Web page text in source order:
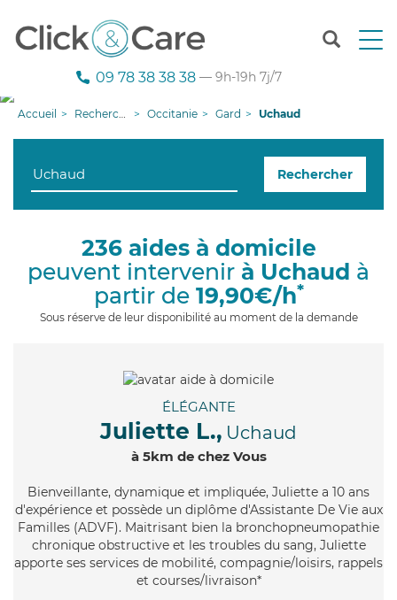
T
n
g
09 78 38 38 38 — 9h-19h 7j/7
Accueil Recherche aide à domicile Occitanie Gard Uchaud
Rechercher
236 aides à domicile
peuvent intervenir à Uchaud à
partir de 19,90€/h*
Sous réserve de leur disponibilité au moment de la demande
ÉLÉGANTE
Juliette L., Uchaud
à 5km de chez Vous
Bienveillante, dynamique et impliquée, Juliette a 10 ans
d'expérience et possède un diplôme d'Assistante De Vie aux
Familles (ADVF). Maitrisant bien la bronchopneumopathie
chronique obstructive et les troubles du sang, Juliette
apporte ses services de mobilité, compagnie/loisirs, rappels
et courses/livraison*